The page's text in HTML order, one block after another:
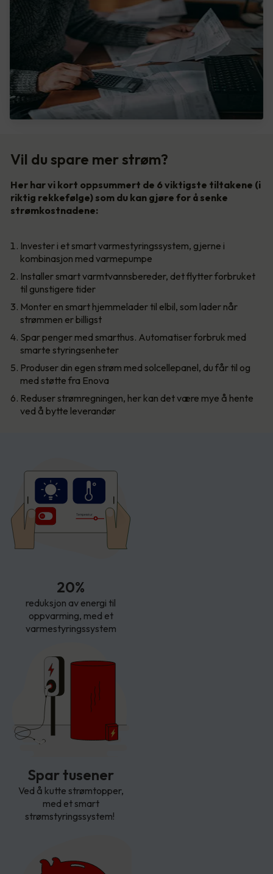
Vil du spare mer strøm?
Her har vi kort oppsummert de 6 viktigste tiltakene (i
riktig rekkefølge) som du kan gjøre for å senke
strømkostnadene:
Invester i et smart varmestyringssystem, gjerne i
kombinasjon med varmepumpe
Installer smart varmtvannsbereder, det flytter forbruket
til gunstigere tider
Monter en smart hjemmelader til elbil, som lader når
strømmen er billigst
Spar penger med smarthus. Automatiser forbruk med
smarte styringsenheter
Produser din egen strøm med solcellepanel, du får til og
med støtte fra Enova
Reduser strømregningen, her kan det være mye å hente
ved å bytte leverandør
Temperatur
20%
reduksjon av energi til
oppvarming, med et
varmestyringssystem
Spar tusener
Ved å kutte strømtopper,
med et smart
strømstyringssystem!